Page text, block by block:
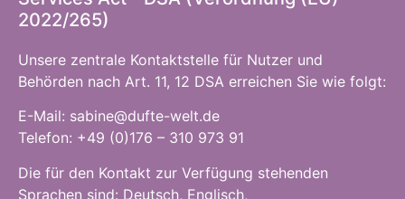
2022/265)
Unsere zentrale Kontaktstelle für Nutzer und
Behörden nach Art. 11, 12 DSA erreichen Sie wie folgt:
E-Mail: sabine@dufte-welt.de
Telefon: +49 (0)176 – 310 973 91
Die für den Kontakt zur Verfügung stehenden
Sprachen sind: Deutsch, Englisch,